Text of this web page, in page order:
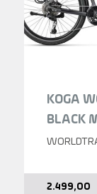
KOGA
BLACK
2.499,00